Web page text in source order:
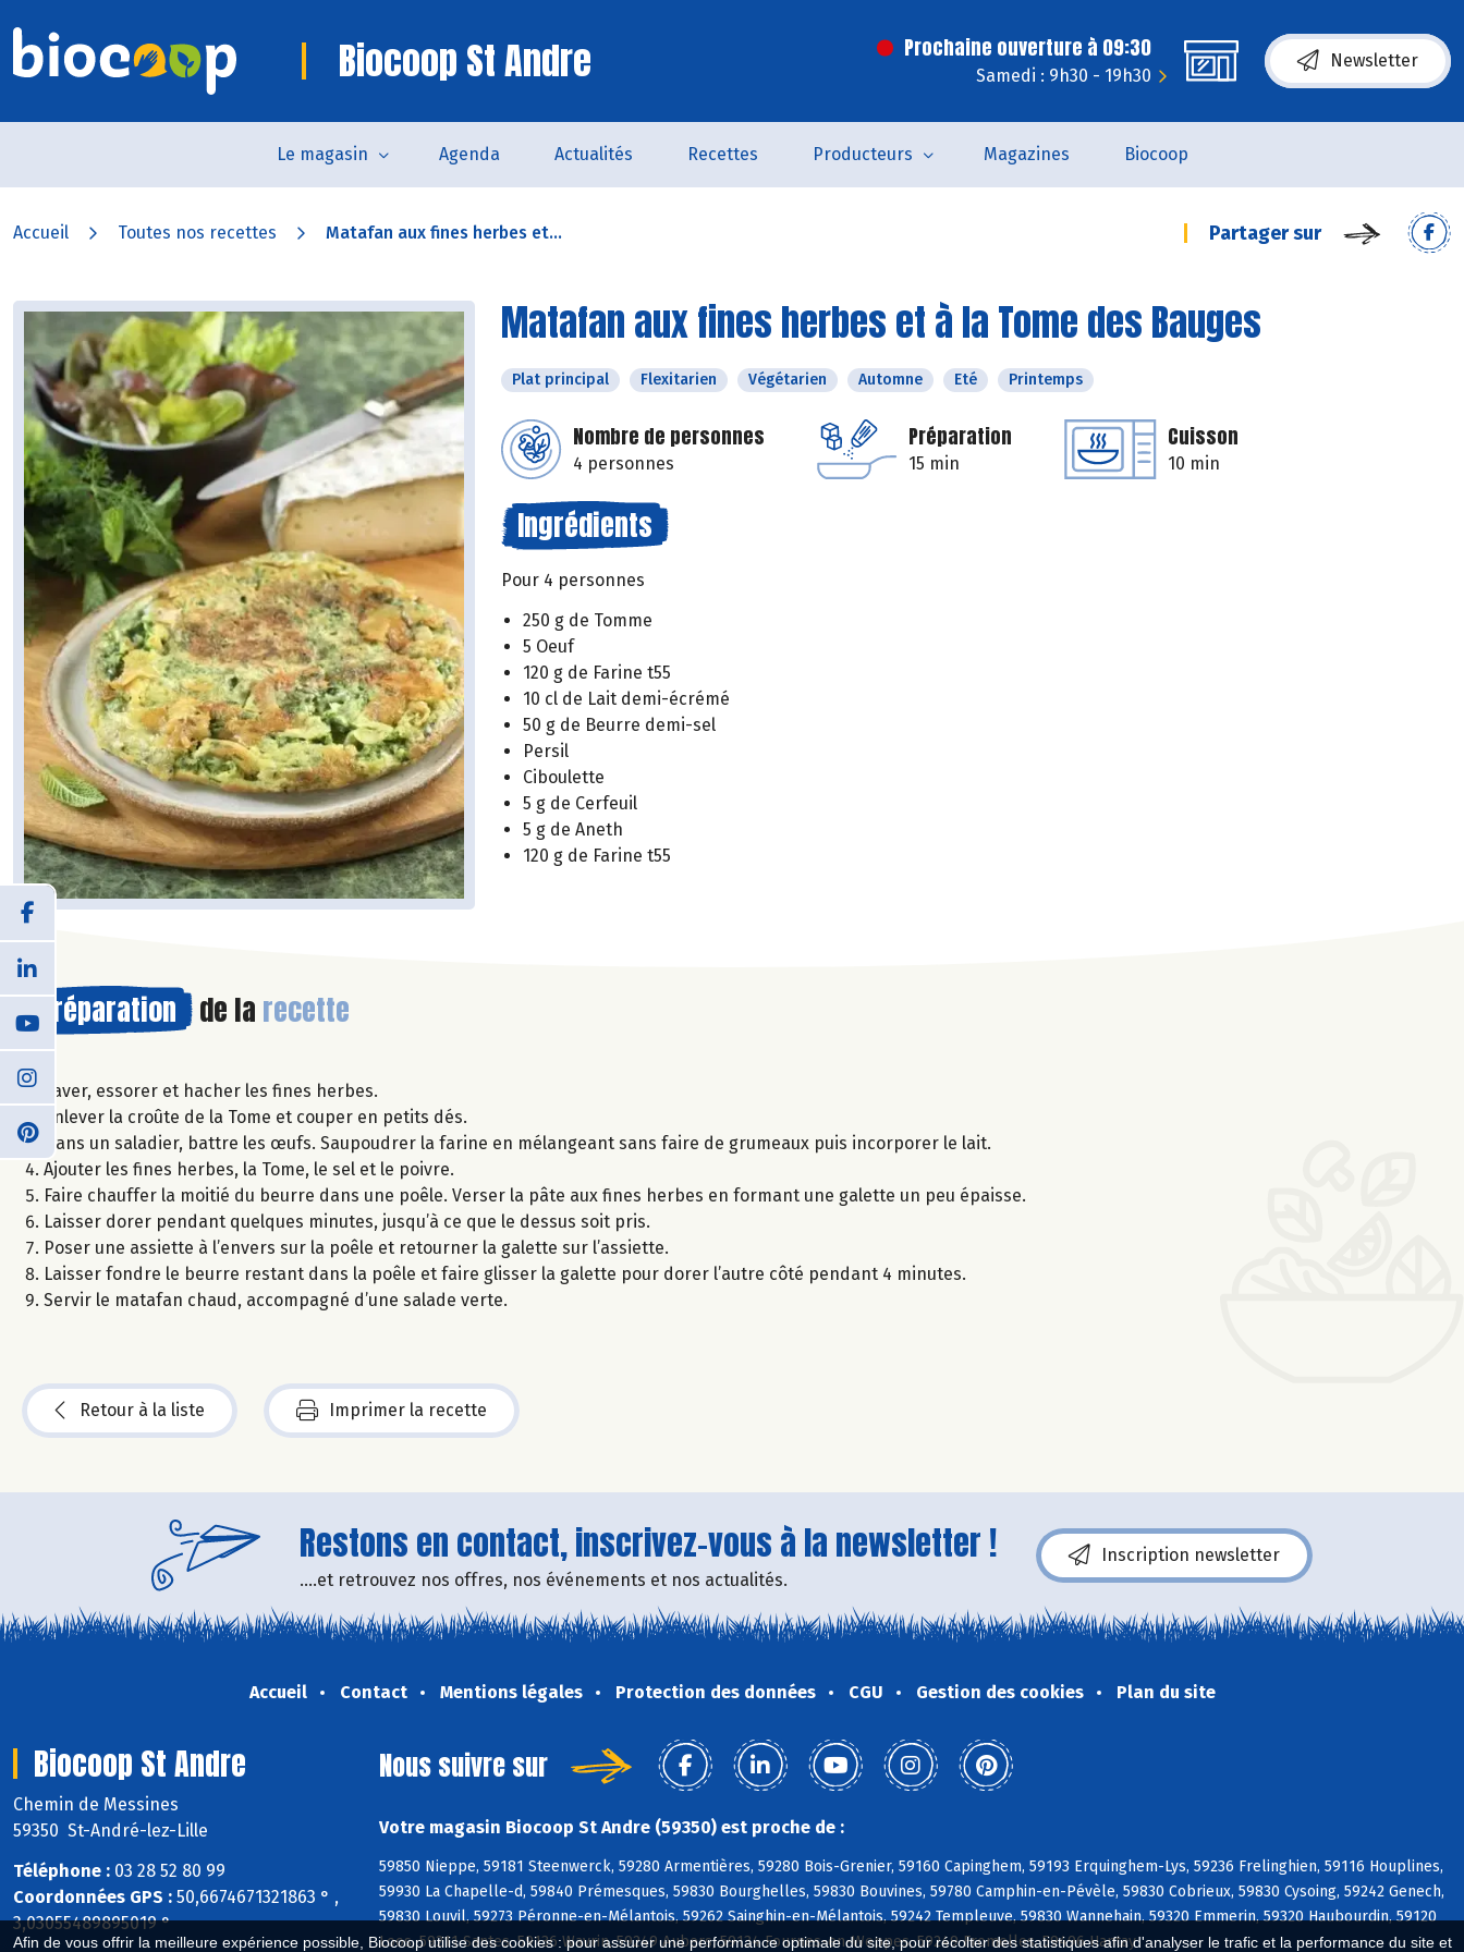
Afin de vous offrir la meilleure expérience possible, Biocoop utilise des cookies : pour assurer une performance optimale du site, pour récolter des statistiques afin d'analyser le trafic et la performance du site et
Biocoop St Andre Prochaine ouverture à 09:30
Samedi : 9h30 - 19h30
Newsletter
Le magasin Agenda Actualités Recettes Producteurs Magazines Biocoop
Accueil Toutes nos recettes Matafan aux fines herbes et... Partager sur
Matafan aux fines herbes et à la Tome des Bauges
Plat principal Flexitarien Végétarien Automne Eté Printemps
Nombre de personnes
4 personnes
Préparation
15 min
Cuisson
10 min
Ingrédients
Pour 4 personnes
250 g de Tomme
5 Oeuf
120 g de Farine t55
10 cl de Lait demi-écrémé
50 g de Beurre demi-sel
Persil
Ciboulette
5 g de Cerfeuil
5 g de Aneth
120 g de Farine t55
Préparation de la recette
Laver, essorer et hacher les fines herbes.
Enlever la croûte de la Tome et couper en petits dés.
Dans un saladier, battre les œufs. Saupoudrer la farine en mélangeant sans faire de grumeaux puis incorporer le lait.
Ajouter les fines herbes, la Tome, le sel et le poivre.
Faire chauffer la moitié du beurre dans une poêle. Verser la pâte aux fines herbes en formant une galette un peu épaisse.
Laisser dorer pendant quelques minutes, jusqu’à ce que le dessus soit pris.
Poser une assiette à l’envers sur la poêle et retourner la galette sur l’assiette.
Laisser fondre le beurre restant dans la poêle et faire glisser la galette pour dorer l’autre côté pendant 4 minutes.
Servir le matafan chaud, accompagné d’une salade verte.
Retour à la liste Imprimer la recette
Restons en contact, inscrivez-vous à la newsletter !
....et retrouvez nos offres, nos événements et nos actualités.
Inscription newsletter
Accueil Contact Mentions légales Protection des données CGU Gestion des cookies Plan du site
Biocoop St Andre
Chemin de Messines
59350 St-André-lez-Lille
Téléphone : 03 28 52 80 99
Coordonnées GPS : 50,6674671321863 ° ,
3,03055489895019 °
Nous suivre sur
Votre magasin Biocoop St Andre (59350) est proche de :
59850 Nieppe, 59181 Steenwerck, 59280 Armentières, 59280 Bois-Grenier, 59160 Capinghem, 59193 Erquinghem-Lys, 59236 Frelinghien, 59116 Houplines,
59930 La Chapelle-d, 59840 Prémesques, 59830 Bourghelles, 59830 Bouvines, 59780 Camphin-en-Pévèle, 59830 Cobrieux, 59830 Cysoing, 59242 Genech,
59830 Louvil, 59273 Péronne-en-Mélantois, 59262 Sainghin-en-Mélantois, 59242 Templeuve, 59830 Wannehain, 59320 Emmerin, 59320 Haubourdin, 59120
Loos, 59211 Santes, 59136 Wavrin, 59249 Aubers, 59134 Fournes-en-Weppes, 59249 Fromelles, 59496 Hantay